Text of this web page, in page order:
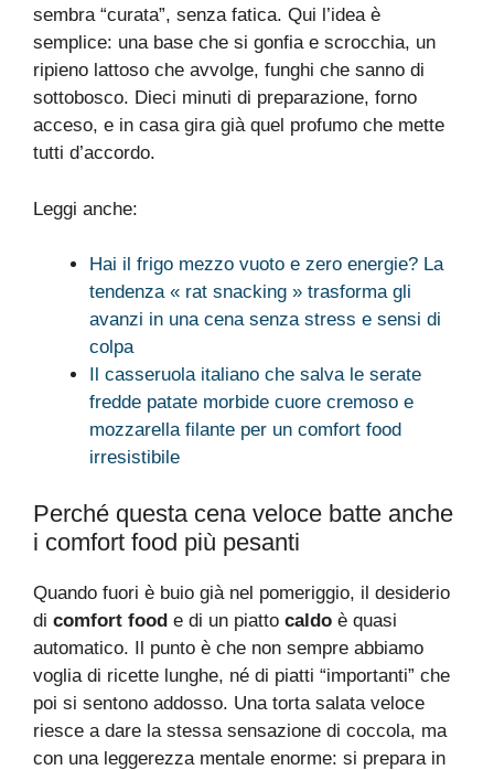
sembra “curata”, senza fatica. Qui l’idea è
semplice: una base che si gonfia e scrocchia, un
ripieno lattoso che avvolge, funghi che sanno di
sottobosco. Dieci minuti di preparazione, forno
acceso, e in casa gira già quel profumo che mette
tutti d’accordo.
Leggi anche:
Hai il frigo mezzo vuoto e zero energie? La
tendenza « rat snacking » trasforma gli
avanzi in una cena senza stress e sensi di
colpa
Il casseruola italiano che salva le serate
fredde patate morbide cuore cremoso e
mozzarella filante per un comfort food
irresistibile
Perché questa cena veloce batte anche
i comfort food più pesanti
Quando fuori è buio già nel pomeriggio, il desiderio
di comfort food e di un piatto caldo è quasi
automatico. Il punto è che non sempre abbiamo
voglia di ricette lunghe, né di piatti “importanti” che
poi si sentono addosso. Una torta salata veloce
riesce a dare la stessa sensazione di coccola, ma
con una leggerezza mentale enorme: si prepara in